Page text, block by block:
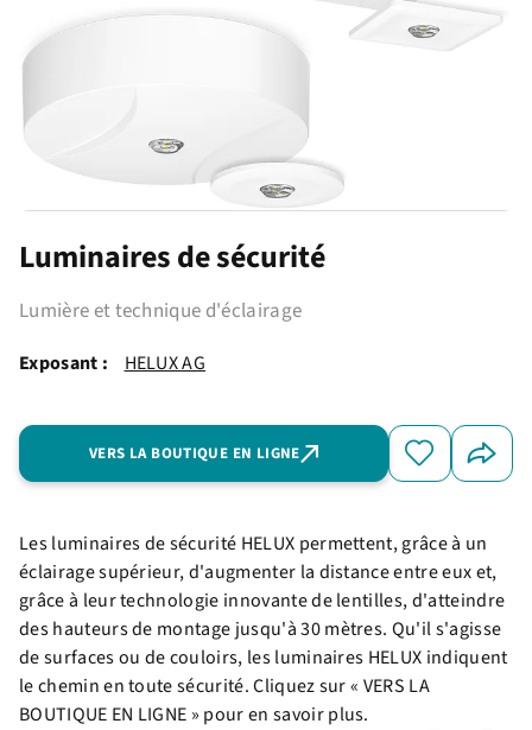
Luminaires de sécurité
Lumière et technique d'éclairage
Exposant : HELUX AG
VERS LA BOUTIQUE EN LIGNE
Les luminaires de sécurité HELUX permettent, grâce à un
éclairage supérieur, d'augmenter la distance entre eux et,
grâce à leur technologie innovante de lentilles, d'atteindre
des hauteurs de montage jusqu'à 30 mètres. Qu'il s'agisse
de surfaces ou de couloirs, les luminaires HELUX indiquent
le chemin en toute sécurité. Cliquez sur « VERS LA
BOUTIQUE EN LIGNE » pour en savoir plus.